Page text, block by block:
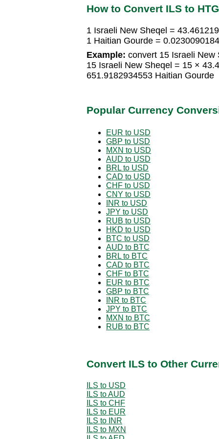
How to Convert ILS to HTG
1 Israeli New Sheqel =
1 Haitian Gourde =
Example: convert 15 Israeli New
15 Israeli New Sheqel = 15 ×
651.9182934553 Haitian Gourde
Popular Currency
EUR to USD
GBP to USD
MXN to USD
AUD to USD
BRL to USD
CAD to USD
CHF to USD
CNY to USD
INR to USD
JPY to USD
RUB to USD
HKD to USD
BTC to USD
AUD to BTC
BRL to BTC
CAD to BTC
CHF to BTC
EUR to BTC
GBP to BTC
INR to BTC
JPY to BTC
MXN to BTC
RUB to BTC
Convert ILS to Other
ILS to USD
ILS to AUD
ILS to CHF
ILS to EUR
ILS to INR
ILS to MXN